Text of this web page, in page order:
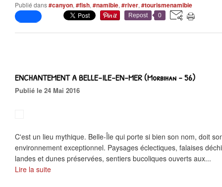
Publié dans#canyon, #fish, #namibie, #river, #tourismenamibie
Repost 0
ENCHANTEMENT A BELLE-ILE-EN-MER (Morbihan - 56)
Publié le 24 Mai 2016
C'est un lieu mythique. Belle-Île qui porte si bien son nom, doit
environnement exceptionnel. Paysages éclectiques, falaises
landes et dunes préservées, sentiers bucoliques ouverts aux...
Lire la suite